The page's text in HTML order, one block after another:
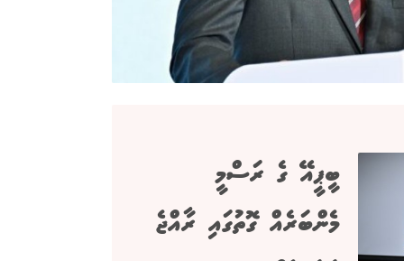
ބީޕީއޭ ގެ ރަސްމީ
މެންބަރެއް ގޮތުގައި ރާއްޖެ